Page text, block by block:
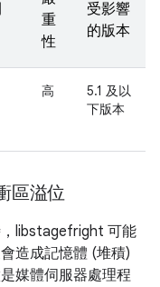
重
性
受影響
的版本
高
5.1 及以
下版本
區溢位
libstagefright 可能
造成記憶體 (堆積)
媒體伺服器處理程